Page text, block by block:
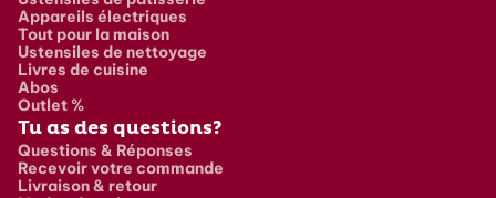
Appareils électriques
Tout pour la maison
Ustensiles de nettoyage
Livres de cuisine
Abos
Outlet %
Tu as des questions?
Questions & Réponses
Recevoir votre commande
Livraison & retour